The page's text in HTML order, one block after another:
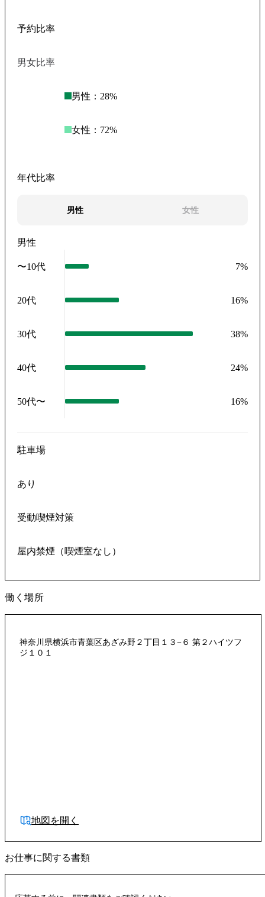
予約比率
男女比率
男性： 28%
女性： 72%
年代比率
男性 女性
男性
〜10代 7%
20代 16%
30代 38%
40代 24%
50代〜 16%
駐車場
あり
受動喫煙対策
屋内禁煙（喫煙室なし）
働く場所
神奈川県横浜市青葉区あざみ野２丁目１３−６ 第２ハイツフ
ジ１０１
地図を開く
お仕事に関する書類